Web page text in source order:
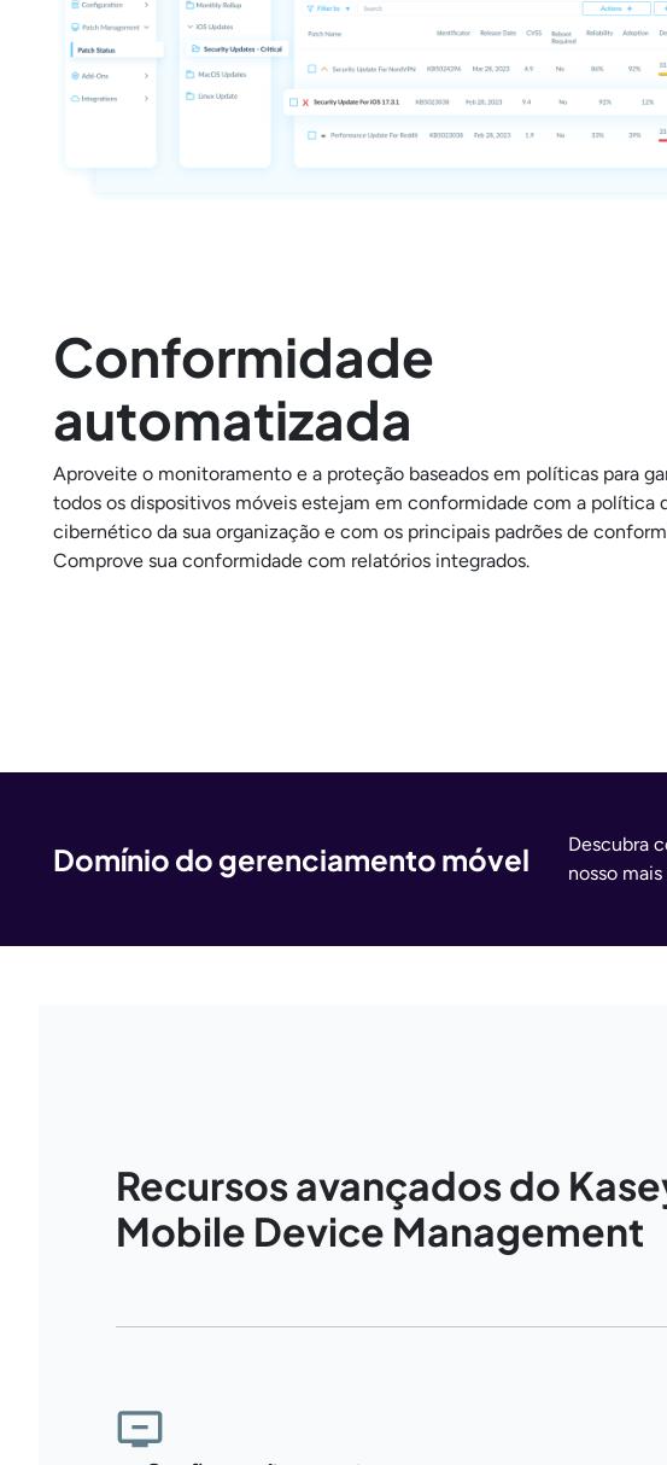
Conformidade
automatizada
Aproveite o monitoramento e a proteção baseados em políticas para
todos os dispositivos móveis estejam em conformidade com a política
cibernético da sua organização e com os principais padrões de
Comprove sua conformidade com relatórios integrados.
Domínio do gerenciamento móvel
Descubra
nosso
Recursos avançados do
Mobile Device Management